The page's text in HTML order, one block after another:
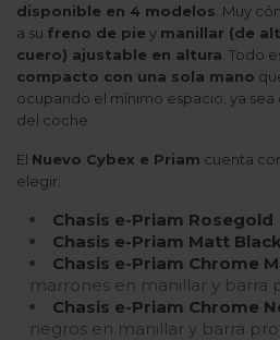
disponible en 4 modelos . Muy
a su freno de pie y manillar (de
cuero) ajustable en altura . Todo
compacto con una sola mano
ocupando el mínimo espacio, ya
del coche.
El Nuevo Cybex e Priam cuenta
elegir:
Chasis e-Priam Rosegold
Chasis e-Priam Matt Black
Chasis e-Priam Chrome
marrones en manillar y barra
Chasis e-Priam Chrome
negros en manillar y barra